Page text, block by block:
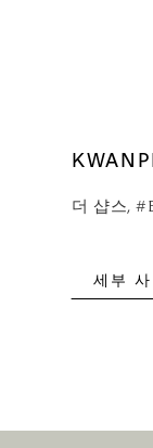
더 샵스,
세부